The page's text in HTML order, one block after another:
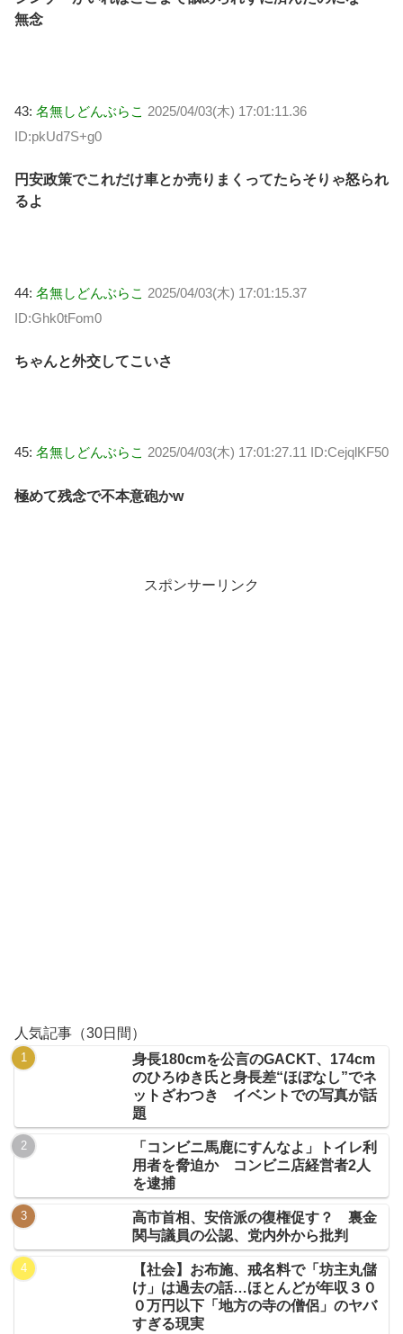
無念
43: 名無しどんぶらこ 2025/04/03(木) 17:01:11.36
ID:pkUd7S+g0
円安政策でこれだけ車とか売りまくってたらそりゃ怒られ
るよ
44: 名無しどんぶらこ 2025/04/03(木) 17:01:15.37
ID:Ghk0tFom0
ちゃんと外交してこいさ
45: 名無しどんぶらこ 2025/04/03(木) 17:01:27.11 ID:CejqlKF50
極めて残念で不本意砲かw
スポンサーリンク
人気記事（30日間）
身長180cmを公言のGACKT、174cm
のひろゆき氏と身長差“ほぼなし”でネ
ットざわつき イベントでの写真が話
題
「コンビニ馬鹿にすんなよ」トイレ利
用者を脅迫か コンビニ店経営者2人
を逮捕
高市首相、安倍派の復権促す？ 裏金
関与議員の公認、党内外から批判
【社会】お布施、戒名料で「坊主丸儲
け」は過去の話…ほとんどが年収３０
０万円以下「地方の寺の僧侶」のヤバ
すぎる現実